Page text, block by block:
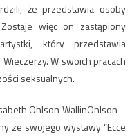
że przedstawia osoby
więc on zastąpiony
który przedstawia
W swoich pracach
seksualnych.
Ohlson WallinOhlson –
ze swojego wystawy “Ecce